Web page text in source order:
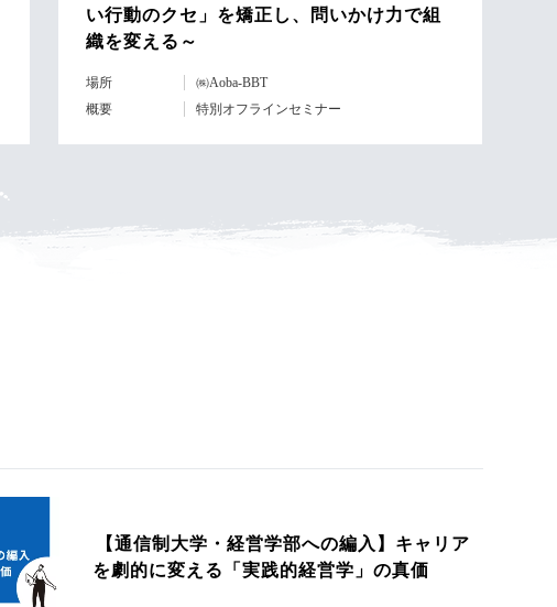
い行動のクセ」を矯正し、問いかけ力で組
織を変える～
場所
㈱Aoba-BBT
概要
特別オフラインセミナー
【通信制大学・経営学部への編入】キャリア
を劇的に変える「実践的経営学」の真価